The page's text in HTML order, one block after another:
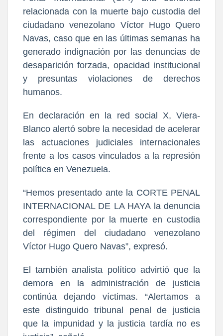
relacionada con la muerte bajo custodia del
ciudadano venezolano Víctor Hugo Quero
Navas, caso que en las últimas semanas ha
generado indignación por las denuncias de
desaparición forzada, opacidad institucional
y presuntas violaciones de derechos
humanos.
En declaración en la red social X, Viera-
Blanco alertó sobre la necesidad de acelerar
las actuaciones judiciales internacionales
frente a los casos vinculados a la represión
política en Venezuela.
“Hemos presentado ante la CORTE PENAL
INTERNACIONAL DE LA HAYA la denuncia
correspondiente por la muerte en custodia
del régimen del ciudadano venezolano
Víctor Hugo Quero Navas”, expresó.
El también analista político advirtió que la
demora en la administración de justicia
continúa dejando víctimas. “Alertamos a
este distinguido tribunal penal de justicia
que la impunidad y la justicia tardía no es